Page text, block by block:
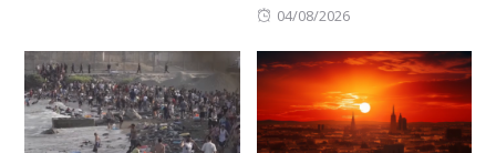
Posted
04/08/2026